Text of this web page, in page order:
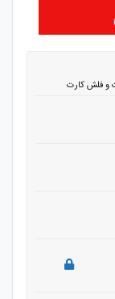
و فلش کارت